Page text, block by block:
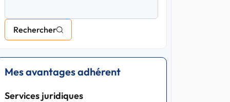
Rechercher
Mes avantages adhérent
Services juridiques